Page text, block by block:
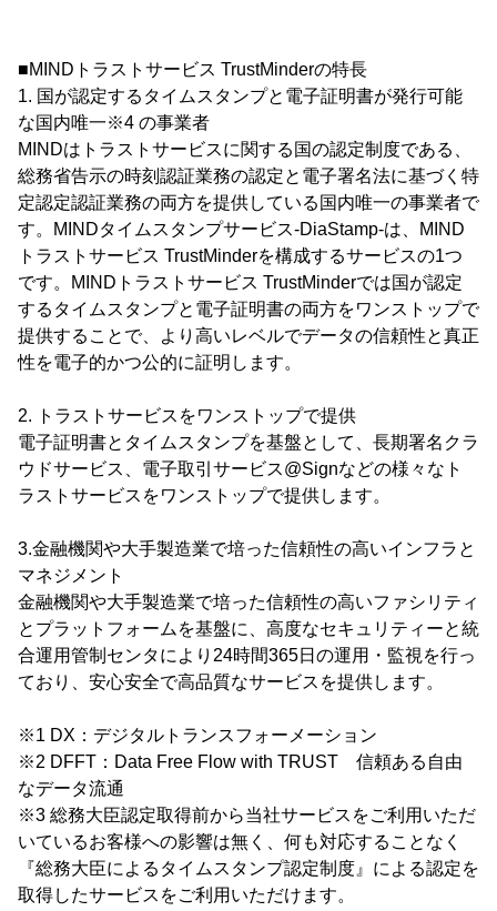
■MINDトラストサービス TrustMinderの特長
1. 国が認定するタイムスタンプと電子証明書が発行可能
な国内唯一※4 の事業者
MINDはトラストサービスに関する国の認定制度である、
総務省告示の時刻認証業務の認定と電子署名法に基づく特
定認定認証業務の両方を提供している国内唯一の事業者で
す。MINDタイムスタンプサービス-DiaStamp-は、MIND
トラストサービス TrustMinderを構成するサービスの1つ
です。MINDトラストサービス TrustMinderでは国が認定
するタイムスタンプと電子証明書の両方をワンストップで
提供することで、より高いレベルでデータの信頼性と真正
性を電子的かつ公的に証明します。
2. トラストサービスをワンストップで提供
電子証明書とタイムスタンプを基盤として、長期署名クラ
ウドサービス、電子取引サービス@Signなどの様々なト
ラストサービスをワンストップで提供します。
3.金融機関や大手製造業で培った信頼性の高いインフラと
マネジメント
金融機関や大手製造業で培った信頼性の高いファシリティ
とプラットフォームを基盤に、高度なセキュリティーと統
合運用管制センタにより24時間365日の運用・監視を行っ
ており、安心安全で高品質なサービスを提供します。
※1 DX：デジタルトランスフォーメーション
※2 DFFT：Data Free Flow with TRUST 信頼ある自由
なデータ流通
※3 総務大臣認定取得前から当社サービスをご利用いただ
いているお客様への影響は無く、何も対応することなく
『総務大臣によるタイムスタンプ認定制度』による認定を
取得したサービスをご利用いただけます。